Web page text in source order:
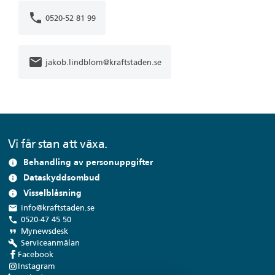
phone 0520-52 81 99
mail jakob.lindblom@kraftstaden.se
Vi får stan att växa.
info Behandling av personuppgifter
info Dataskyddsombud
info Visselblåsning
local_post_office info@kraftstaden.se
call 0520-47 45 50
format_quote Mynewsdesk
build Serviceanmälan
Facebook
Instagram